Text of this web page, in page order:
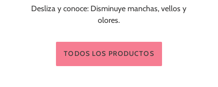
Desliza y conoce: Disminuye manchas, vellos y
olores.
TODOS LOS PRODUCTOS